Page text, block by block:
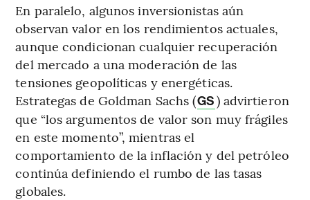
En paralelo, algunos inversionistas aún
observan valor en los rendimientos actuales,
aunque condicionan cualquier recuperación
del mercado a una moderación de las
tensiones geopolíticas y energéticas.
Estrategas de Goldman Sachs (GS) advirtieron
que “los argumentos de valor son muy frágiles
en este momento”, mientras el
comportamiento de la inflación y del petróleo
continúa definiendo el rumbo de las tasas
globales.